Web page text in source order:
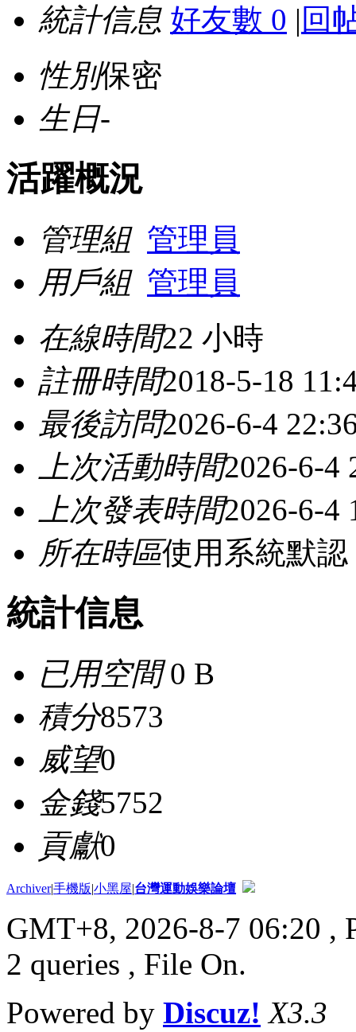
統計信息 好友數 0 | 回
性別保密
生日-
活躍概況
管理組 管理員
用戶組 管理員
在線時間22 小時
註冊時間2018-5-18
最後訪問2026-6-4
上次活動時間2026-6-4
上次發表時間2026-6-4
所在時區使用系統默認
統計信息
已用空間0 B
積分8573
威望0
金錢5752
貢獻0
Archiver|手機版|小黑屋|台灣運動娛樂論壇
GMT+8, 2026-8-7 06:20 ,
2 queries , File On.
Powered by Discuz! X3.3